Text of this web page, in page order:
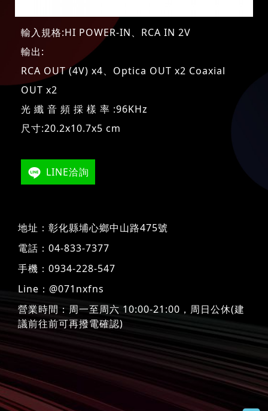
輸入規格:HI POWER-IN、RCA IN 2V
輸出:
RCA OUT (4V) x4、Optica OUT x2 Coaxial
OUT x2
光 纖 音 頻 採 樣 率 :96KHz
尺寸:20.2x10.7x5 cm
LINE洽詢
地址： 彰化縣埔心鄉中山路475號
電話： 04-833-7377
手機： 0934-228-547
Line： @071nxfns
營業時間：周一至周六 10:00-21:00，周日公休(建
議前往前可再撥電確認)